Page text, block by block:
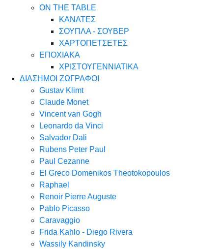
ON THE TABLE
ΚΑΝΑΤΕΣ
ΣΟΥΠΛΑ - ΣΟΥΒΕΡ
ΧΑΡΤΟΠΕΤΣΕΤΕΣ
ΕΠΟΧΙΑΚΑ
ΧΡΙΣΤΟΥΓΕΝΝΙΑΤΙΚΑ
ΔΙΑΣΗΜΟΙ ΖΩΓΡΑΦΟΙ
Gustav Klimt
Claude Monet
Vincent van Gogh
Leonardo da Vinci
Salvador Dali
Rubens Peter Paul
Paul Cezanne
El Greco Domenikos Theotokopoulos
Raphael
Renoir Pierre Auguste
Pablo Picasso
Caravaggio
Frida Kahlo - Diego Rivera
Wassily Kandinsky